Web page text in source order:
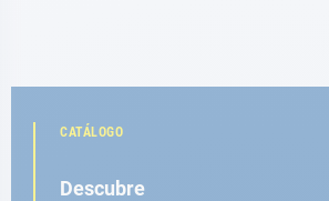
CATÁLOGO
Descubre